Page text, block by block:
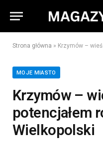
Strona główna » Krzymów – wieś z
MOJE MIASTO
Krzymów –
potencjałem
Wielkopolski